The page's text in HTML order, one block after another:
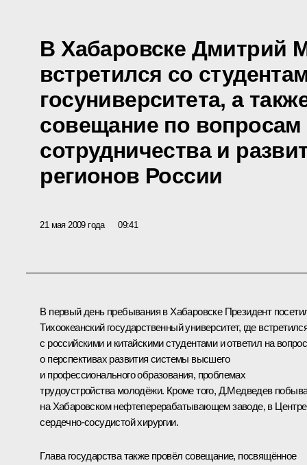
В Хабаровске Дмитрий
встретился со
госуниверситета, а
совещание по вопросам
сотрудничества и
регионов России
21 мая 2009 года 09:41
В первый день пребывания в Хабаровске Президент
Тихоокеанский государственный университет, где
с российскими и китайскими студентами и ответил на
о перспективах развития системы высшего
и профессионального образования, проблемах
трудоустройства молодёжи. Кроме того, Д.Медведев
на Хабаровском нефтеперерабатывающем заводе, в Центре
сердечно-сосудистой хирургии.
Глава государства также провёл совещание, посвящённое